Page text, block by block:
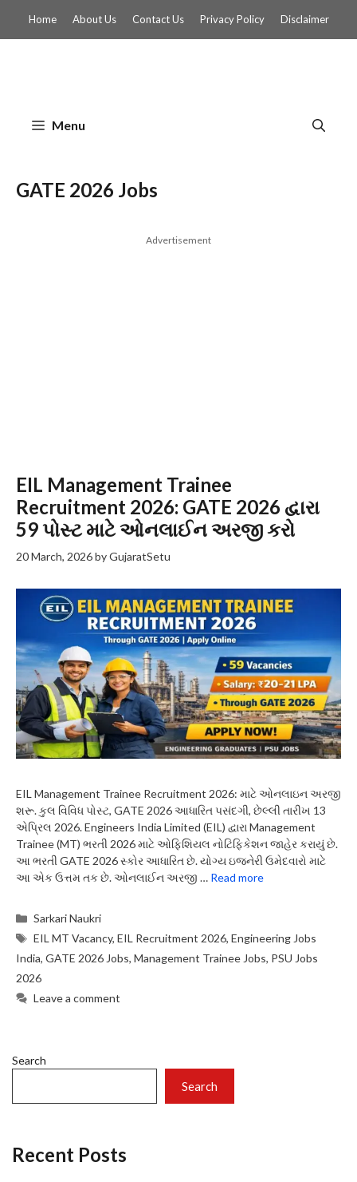
content
Home About Us Contact Us Privacy Policy Disclaimer
Menu
GATE 2026 Jobs
Advertisement
EIL Management Trainee
Recruitment 2026: GATE 2026 દ્વારા
59 પોસ્ટ માટે ઓનલાઈન અરજી કરો
20 March, 2026byGujaratSetu
EIL Management Trainee Recruitment 2026: માટે ઓનલાઇન અરજી
શરૂ. કુલ વિવિધ પોસ્ટ, GATE 2026 આધારિત પસંદગી, છેલ્લી તારીખ 13
એપ્રિલ 2026. Engineers India Limited (EIL) દ્વારા Management
Trainee (MT) ભરતી 2026 માટે ઓફિશિયલ નોટિફિકેશન જાહેર કરાયું છે.
આ ભરતી GATE 2026 સ્કોર આધારિત છે. યોગ્ય ઇજનેરી ઉમેદવારો માટે
આ એક ઉત્તમ તક છે. ઓનલાઈન અરજી … Read more
Categories
Sarkari Naukri
Tags
EIL MT Vacancy,EIL Recruitment 2026,Engineering Jobs
India, GATE 2026 Jobs, Management Trainee Jobs, PSU Jobs
2026
Leave a comment
Search
Search
Recent Posts